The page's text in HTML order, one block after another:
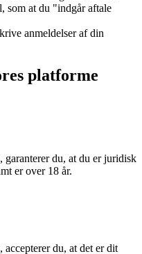
som at du "indgår aftale
anmeldelser af din
platforme
garanterer du, at du er juridisk
er over 18 år.
accepterer du, at det er dit